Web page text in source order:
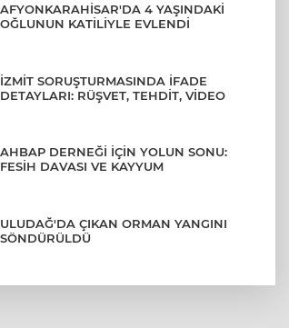
AFYONKARAHİSAR'DA 4 YAŞINDAKİ
OĞLUNUN KATİLİYLE EVLENDİ
İZMİT SORUŞTURMASINDA İFADE
DETAYLARI: RÜŞVET, TEHDİT, VİDEO
AHBAP DERNEĞİ İÇİN YOLUN SONU:
FESİH DAVASI VE KAYYUM
ULUDAĞ'DA ÇIKAN ORMAN YANGINI
SÖNDÜRÜLDÜ